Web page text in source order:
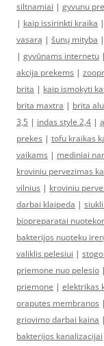
siltnamiai | gyvunu
| kaip issirinkti kraika |
vasarą | šunų mityba |
| gyvūnams internetu |
akcija prekems |
brita | kaip ismokyti
brita maxtra | brita
3,5 | indas style 2,4 |
prekes | tofu kraikas
vaikams | mediniai
kroviniu pervezimas
vilnius | kroviniu
darbai klaipeda |
biopreparatai
bakterijos nuoteku
valiklis pelesiui |
priemone nuo pelesio |
priemone | elektrikas
oraputes membranos |
griovimo darbai kaina |
bakterijos kanalizacijai